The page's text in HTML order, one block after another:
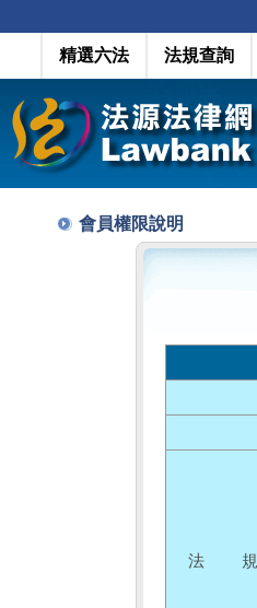
精選六法 法規查詢
會員權限說明
法 規